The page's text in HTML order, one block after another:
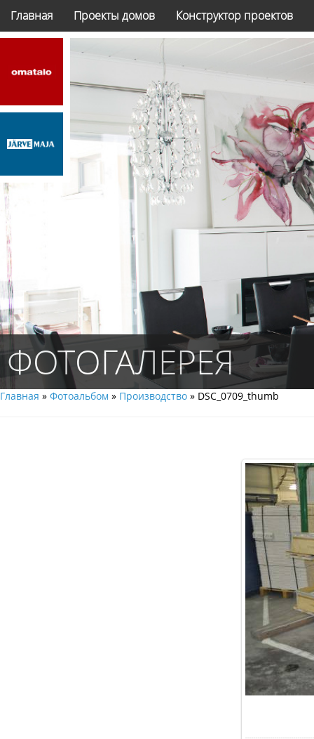
Главная Проекты домов Конструктор проектов
ФОТОГАЛЕРЕЯ
Главная » Фотоальбом » Производство » DSC_0709_thumb